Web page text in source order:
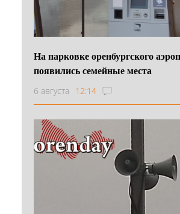
На парковке оренбургского
появились семейные места
6 августа 12:14